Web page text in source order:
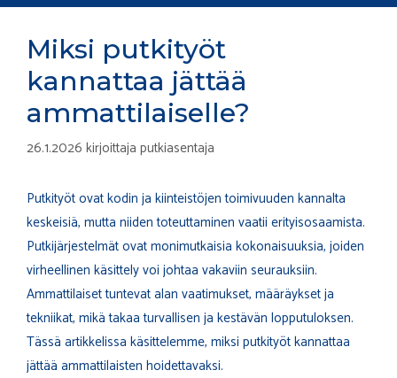
Miksi putkityöt
kannattaa jättää
ammattilaiselle?
26.1.2026 kirjoittaja putkiasentaja
Putkityöt ovat kodin ja kiinteistöjen toimivuuden kannalta
keskeisiä, mutta niiden toteuttaminen vaatii erityisosaamista.
Putkijärjestelmät ovat monimutkaisia kokonaisuuksia, joiden
virheellinen käsittely voi johtaa vakaviin seurauksiin.
Ammattilaiset tuntevat alan vaatimukset, määräykset ja
tekniikat, mikä takaa turvallisen ja kestävän lopputuloksen.
Tässä artikkelissa käsittelemme, miksi putkityöt kannattaa
jättää ammattilaisten hoidettavaksi.